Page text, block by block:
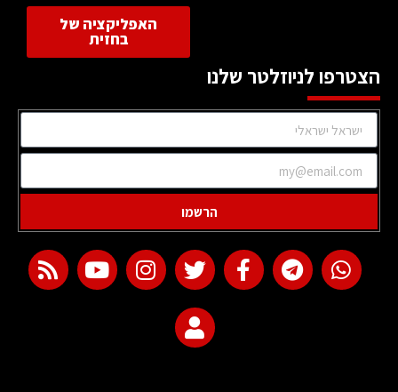
האפליקציה של
בחזית
הצטרפו לניוזלטר שלנו
הרשמו